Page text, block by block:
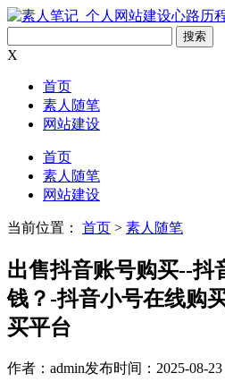
搜索
X
首页
素人随笔
网站建设
首页
素人随笔
网站建设
当前位置： 首页 > 素人随笔
出售抖音账号购买--抖
钱？-抖音小号在线购
买平台
作者：admin发布时间：2025-08-23